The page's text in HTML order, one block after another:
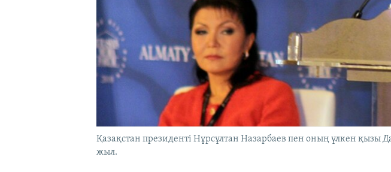
Қазақстан президенті Нұрсұлтан Назарбаев пен оның үлкен қызы
жыл.